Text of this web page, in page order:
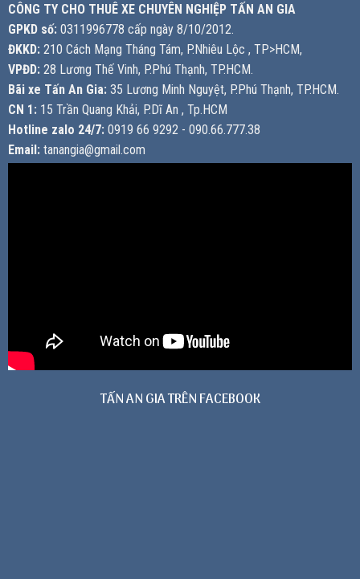
CÔNG TY CHO THUÊ XE CHUYÊN NGHIỆP TẤN AN GIA
GPKD số: 0311996778 cấp ngày 8/10/2012.
ĐKKD: 210 Cách Mạng Tháng Tám, P.Nhiêu Lộc , TP>HCM,
VPĐD: 28 Lương Thế Vinh, P.Phú Thạnh, TP.HCM.
Bãi xe Tấn An Gia: 35 Lương Minh Nguyệt, P.Phú Thạnh, TP.HCM.
CN 1: 15 Trần Quang Khải, P.Dĩ An , Tp.HCM
Hotline zalo 24/7: 0919 66 9292 - 090.66.777.38
Email: tanangia@gmail.com
TẤN AN GIA TRÊN FACEBOOK